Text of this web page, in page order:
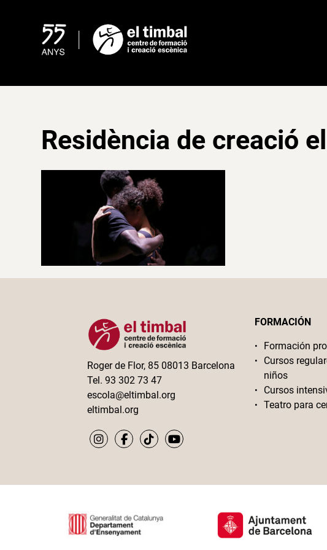
Residència de creació
Roger de Flor, 85 08013 Barcelona
Tel. 93 302 73 47
escola@eltimbal.org
eltimbal.org
FORMACIÓN
Formación
Cursos
niños
Cursos
Teatro para